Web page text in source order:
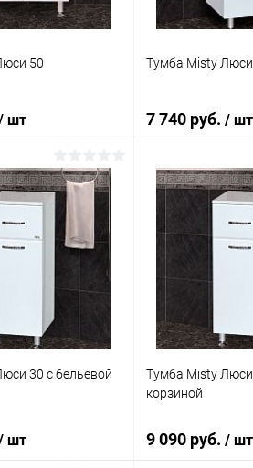
50
шт
корзину
Сравнение
Тумба Misty Люси
7 740 руб. / шт
В
Купить в 1 клик
30 с бельевой
шт
Тумба Misty Люси
корзиной
9 090 руб. / шт